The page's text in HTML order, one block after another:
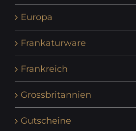
Europa
Frankaturware
Frankreich
Grossbritannien
Gutscheine